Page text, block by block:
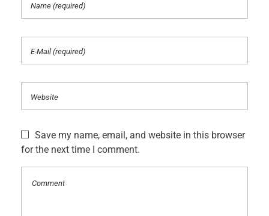
Save my name, email, and website in this browser
for the next time I comment.